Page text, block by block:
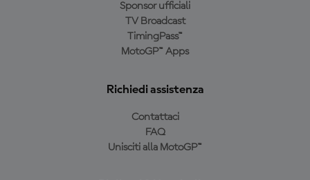
Sponsor ufficiali
TV Broadcast
TimingPass™
MotoGP™ Apps
Richiedi assistenza
Contattaci
FAQ
Unisciti alla MotoGP™